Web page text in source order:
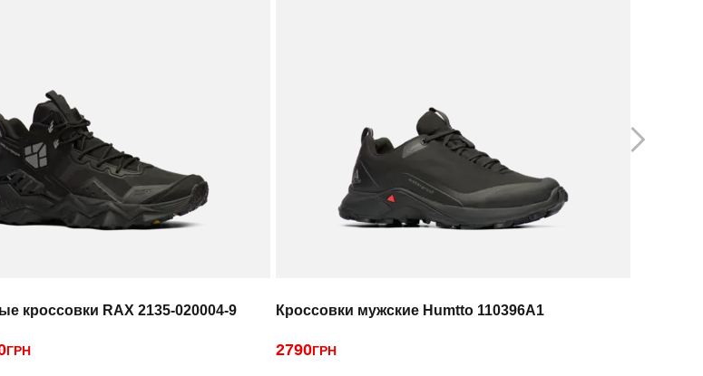
кроссовки RAX 2135-020004-9
ГРН
Кроссовки мужские Humtto 110396A1
2790ГРН